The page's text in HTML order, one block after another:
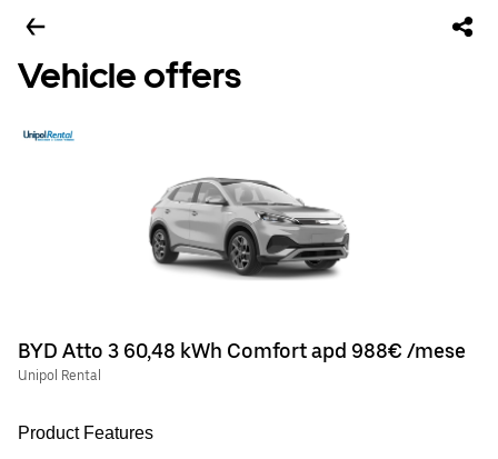
Vehicle offers
BYD Atto 3 60,48 kWh Comfort apd 988€ /mese
Unipol Rental
Product Features